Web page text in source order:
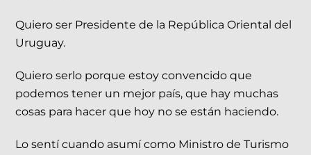
Quiero ser Presidente de la República Oriental del
Uruguay.
Quiero serlo porque estoy convencido que
podemos tener un mejor país, que hay muchas
cosas para hacer que hoy no se están haciendo.
Lo sentí cuando asumí como Ministro de Turismo